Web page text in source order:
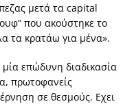
μετά τα capital
που ακούστηκε το
τα κρατάω για μένα».
επώδυνη διαδικασία
πρωτοφανείς
σε θεσμούς. Εχει